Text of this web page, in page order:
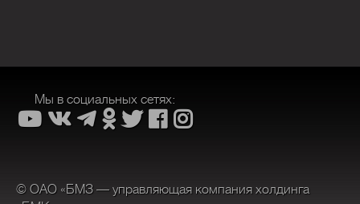
Мы в социальных сетях:
© ОАО «БМЗ — управляющая компания холдинга